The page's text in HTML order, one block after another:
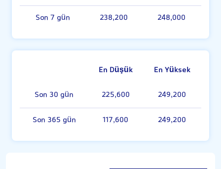
Son 7 gün 238,200 248,000
En Düşük
En Yüksek
Son 30 gün
225,600 249,200
Son 365 gün 117,600 249,200